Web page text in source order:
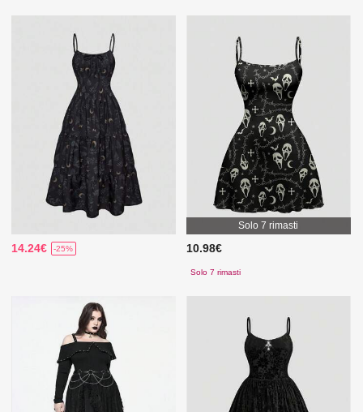
14.24€ -25%
Solo 7 rimasti
10.98€
Solo 7 rimasti